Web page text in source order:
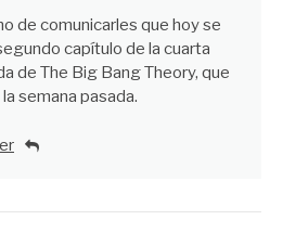
de comunicarles que hoy se
capítulo de la cuarta
de The Big Bang Theory, que
semana pasada.